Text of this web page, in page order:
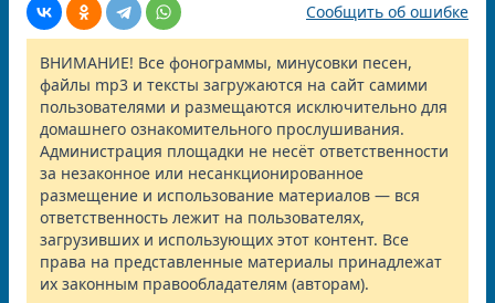
Сообщить об ошибке
ВНИМАНИЕ! Все фонограммы, минусовки песен,
файлы mp3 и тексты загружаются на сайт самими
пользователями и размещаются исключительно для
домашнего ознакомительного прослушивания.
Администрация площадки не несёт ответственности
за незаконное или несанкционированное
размещение и использование материалов — вся
ответственность лежит на пользователях,
загрузивших и использующих этот контент. Все
права на представленные материалы принадлежат
их законным правообладателям (авторам).